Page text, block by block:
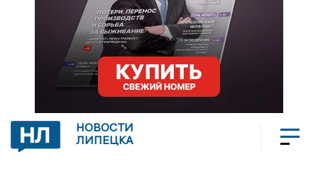
НОВОСТИ
ЛИПЕЦКА